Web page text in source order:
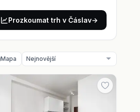
Prozkoumat trh v Čáslav→
Mapa